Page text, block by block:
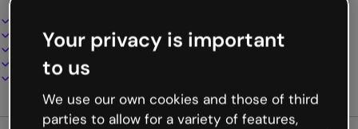
100% personalizável
Adicione áudio, vídeo e multimídia
Apresente, compartilhe ou publique online
Baixe em PDF, MP4 e outros formatos
Your privacy is important
to us
We use our own cookies and those of third
parties to allow for a variety of features,